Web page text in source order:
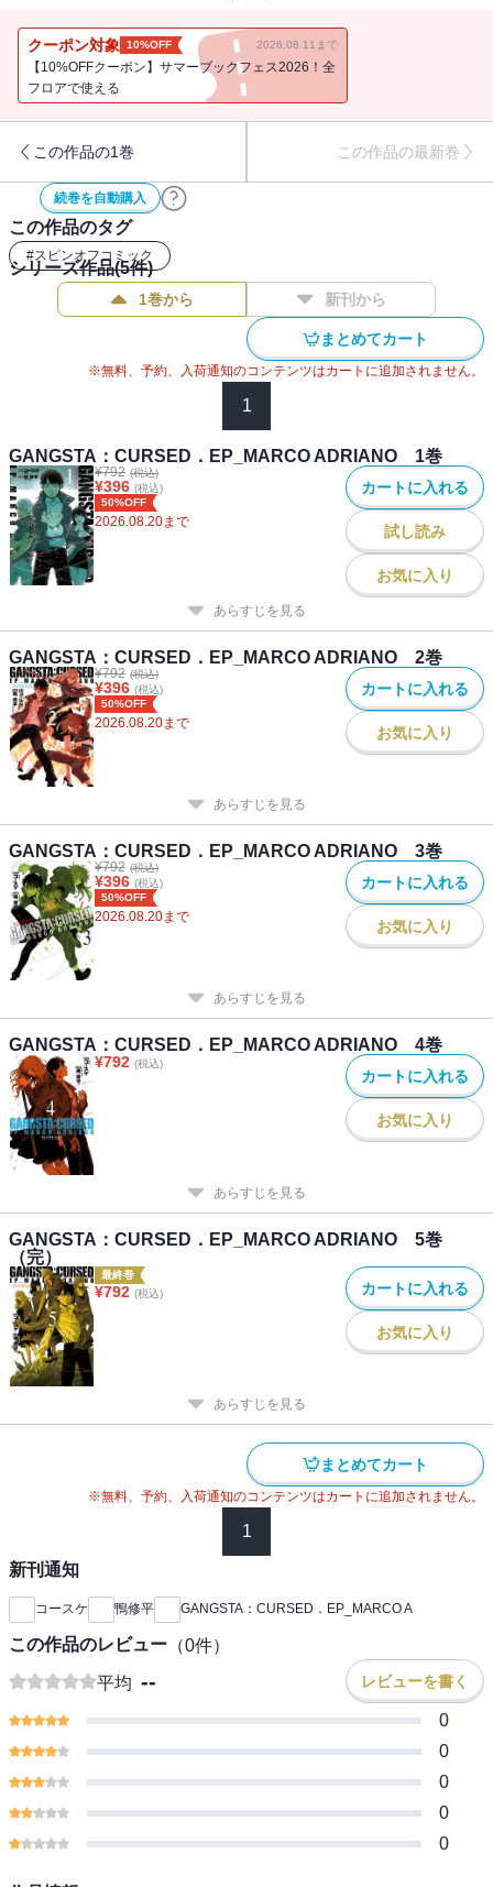
クーポン対象 10%OFF 2026.08.11まで
【10%OFFクーポン】サマーブックフェス2026！全
フロアで使える
この作品の1巻 この作品の最新巻
続巻を自動購入
この作品のタグ
#スピンオフコミック
シリーズ作品(5件)
1巻から 新刊から
まとめてカート
※無料、予約、入荷通知のコンテンツはカートに追加されません。
1
GANGSTA：CURSED．EP_MARCO ADRIANO 1巻
¥792 (税込)
¥396 (税込)
50%OFF
2026.08.20まで
カートに入れる
試し読み
お気に入り
あらすじを見る
GANGSTA：CURSED．EP_MARCO ADRIANO 2巻
¥792 (税込)
¥396 (税込)
50%OFF
2026.08.20まで
カートに入れる
お気に入り
あらすじを見る
GANGSTA：CURSED．EP_MARCO ADRIANO 3巻
¥792 (税込)
¥396 (税込)
50%OFF
2026.08.20まで
カートに入れる
お気に入り
あらすじを見る
GANGSTA：CURSED．EP_MARCO ADRIANO 4巻
¥792 (税込)
カートに入れる
お気に入り
あらすじを見る
GANGSTA：CURSED．EP_MARCO ADRIANO 5巻
（完）
最終巻
¥792 (税込) カートに入れる
お気に入り
あらすじを見る
まとめてカート
※無料、予約、入荷通知のコンテンツはカートに追加されません。
1
新刊通知
コースケ 鴨修平 GANGSTA：CURSED．EP_MARCO A
この作品のレビュー （0件）
平均 -- レビューを書く
0
0
0
0
0